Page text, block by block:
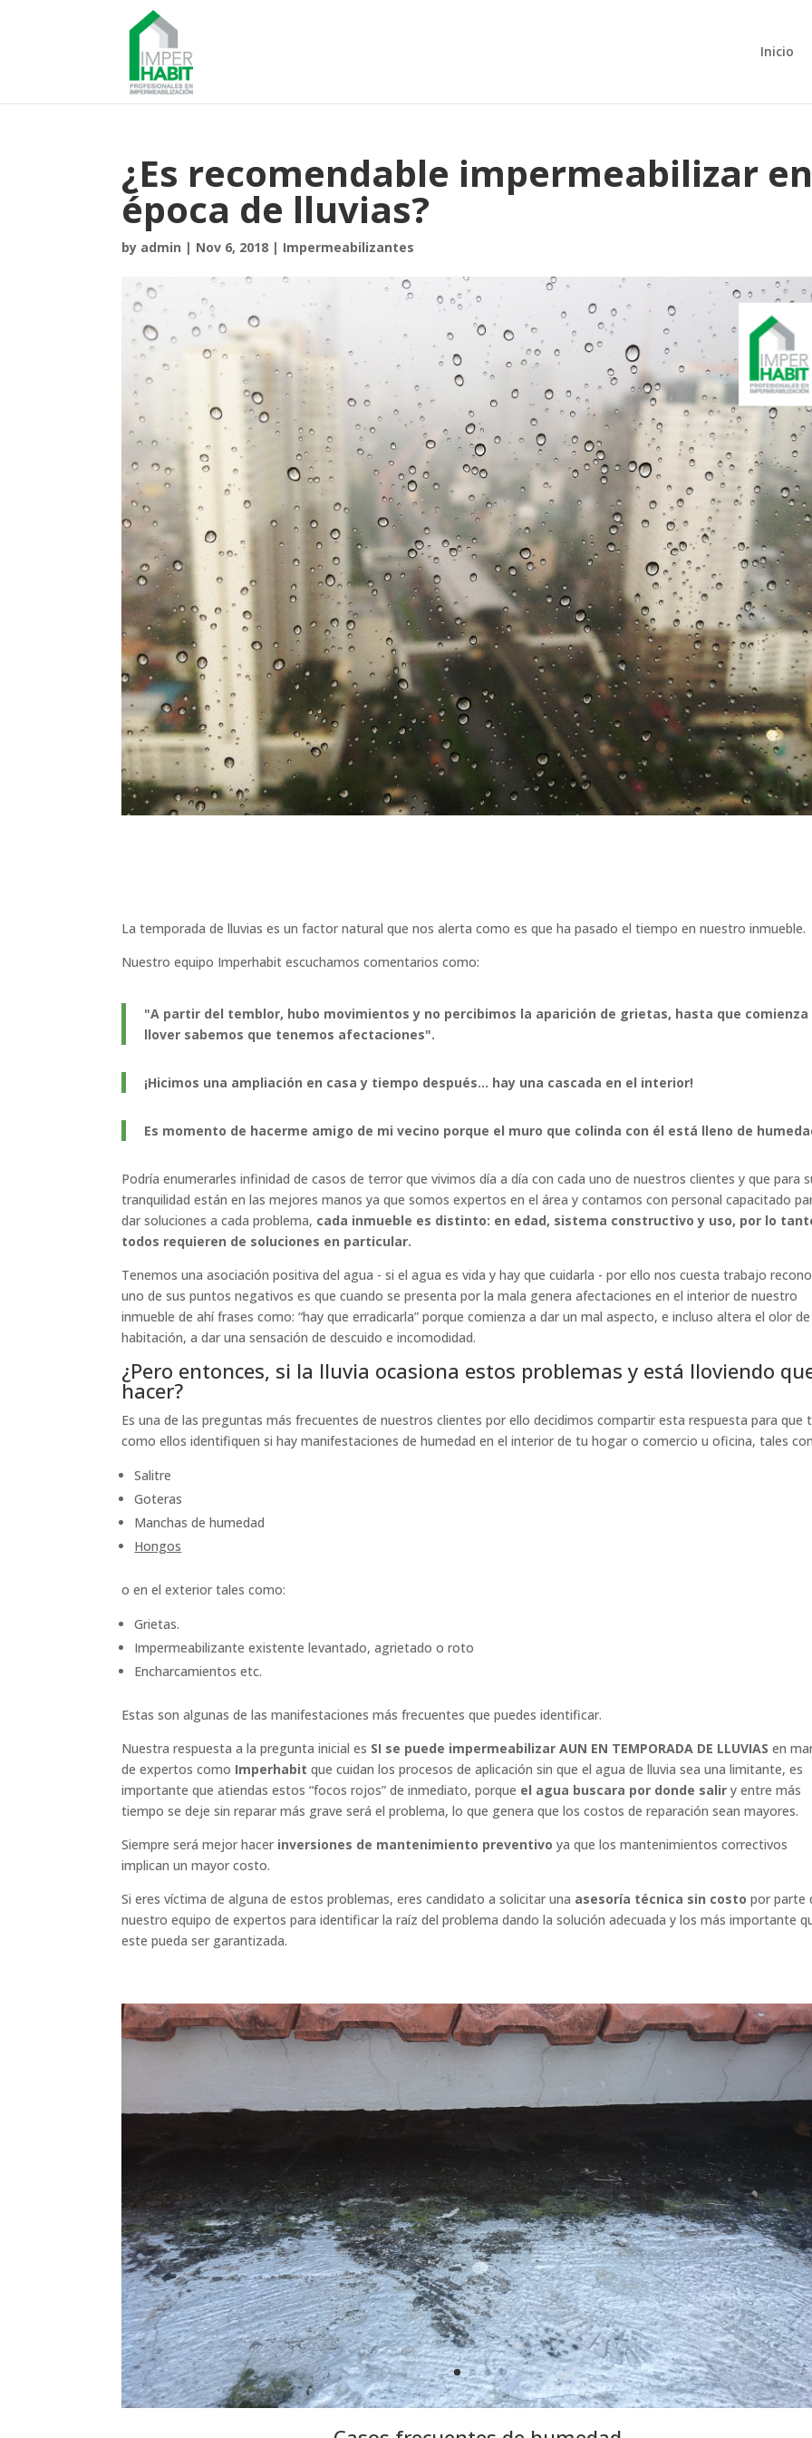
Inicio
¿Es recomendable impermeabilizar en
época de lluvias?
by admin | Nov 6, 2018 | Impermeabilizantes
La temporada de lluvias es un factor natural que nos alerta como es que ha pasado el tiempo en nuestro inmueble.
Nuestro equipo Imperhabit escuchamos comentarios como:
"A partir del temblor, hubo movimientos y no percibimos la aparición de grietas, hasta que comienza
llover sabemos que tenemos afectaciones".
¡Hicimos una ampliación en casa y tiempo después… hay una cascada en el interior!
Es momento de hacerme amigo de mi vecino porque el muro que colinda con él está lleno de
Podría enumerarles infinidad de casos de terror que vivimos día a día con cada uno de nuestros clientes y que para
tranquilidad están en las mejores manos ya que somos expertos en el área y contamos con personal capacitado
dar soluciones a cada problema, cada inmueble es distinto: en edad, sistema constructivo y uso, por lo
todos requieren de soluciones en particular.
Tenemos una asociación positiva del agua - si el agua es vida y hay que cuidarla - por ello nos cuesta trabajo
uno de sus puntos negativos es que cuando se presenta por la mala genera afectaciones en el interior de nuestro
inmueble de ahí frases como:“hay que erradicarla” porque comienza a dar un mal aspecto, e incluso altera el olor de
habitación, a dar una sensación de descuido e incomodidad.
¿Pero entonces, si la lluvia ocasiona estos problemas y está lloviendo
hacer?
Es una de las preguntas más frecuentes de nuestros clientes por ello decidimos compartir esta respuesta para que
como ellos identifiquen si hay manifestaciones de humedad en el interior de tu hogar o comercio u oficina, tales
Salitre
Goteras
Manchas de humedad
Hongos
o en el exterior tales como:
Grietas.
Impermeabilizante existente levantado, agrietado o roto
Encharcamientos etc.
Estas son algunas de las manifestaciones más frecuentes que puedes identificar.
Nuestra respuesta a la pregunta inicial es SI se puede impermeabilizar AUN EN TEMPORADA DE LLUVIAS en
de expertos como Imperhabit que cuidan los procesos de aplicación sin que el agua de lluvia sea una limitante, es
importante que atiendas estos “focos rojos” de inmediato, porque el agua buscara por donde salir y entre más
tiempo se deje sin reparar más grave será el problema, lo que genera que los costos de reparación sean mayores.
Siempre será mejor hacer inversiones de mantenimiento preventivo ya que los mantenimientos correctivos
implican un mayor costo.
Si eres víctima de alguna de estos problemas, eres candidato a solicitar una asesoría técnica sin costo por parte
nuestro equipo de expertos para identificar la raíz del problema dando la solución adecuada y los más importante
este pueda ser garantizada.